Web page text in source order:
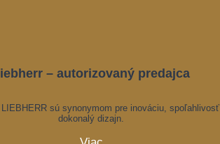
– autorizovaný predajca
LIEBHERR sú synonymom pre inováciu,
dokonalý dizajn.